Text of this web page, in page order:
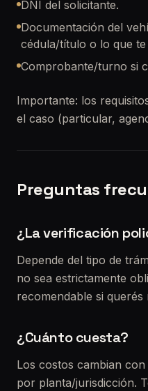
DNI del solicitante.
Documentación del
cédula/título o lo que
Comprobante/turno si
Importante: los
el caso (particular,
Preguntas
¿La verificación
Depende del tipo de
no sea estrictamente
recomendable si querés
¿Cuánto cuesta?
Los costos cambian
por planta/jurisdicción.